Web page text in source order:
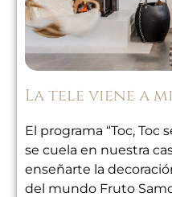
La tele viene a
El programa “Toc, Toc
se cuela en nuestra
enseñarte la
del mundo Fruto